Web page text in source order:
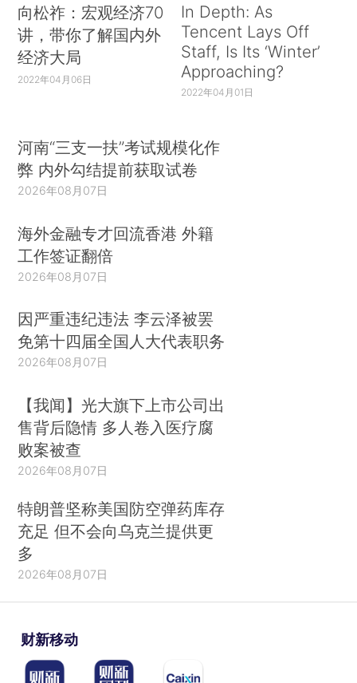
向松祚：宏观经济70
讲，带你了解国内外
经济大局
2022年04月06日
In Depth: As
Tencent Lays Off
Staff, Is Its ‘Winter’
Approaching?
2022年04月01日
河南“三支一扶”考试规模化作
弊 内外勾结提前获取试卷
2026年08月07日
海外金融专才回流香港 外籍
工作签证翻倍
2026年08月07日
因严重违纪违法 李云泽被罢
免第十四届全国人大代表职务
2026年08月07日
【我闻】光大旗下上市公司出
售背后隐情 多人卷入医疗腐
败案被查
2026年08月07日
特朗普坚称美国防空弹药库存
充足 但不会向乌克兰提供更
多
2026年08月07日
财新移动